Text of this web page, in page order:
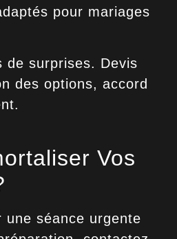
pour mariages
de surprises. Devis
des options, accord
Vos
une séance urgente